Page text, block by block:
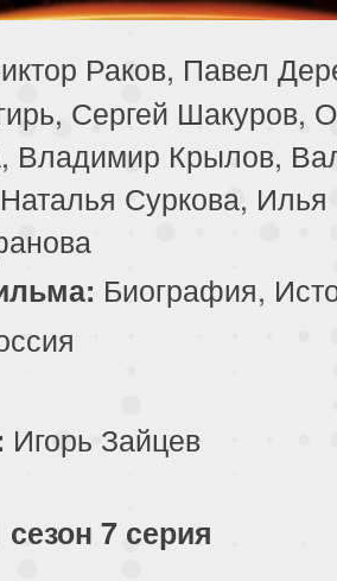
Раков, Павел
Сергей Шакуров,
Владимир Крылов,
Суркова, Илья
Биография,
Игорь Зайцев
7 серия